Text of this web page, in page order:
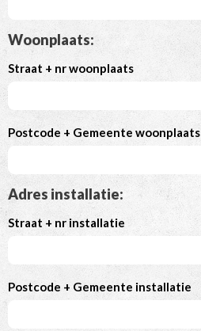
Woonplaats:
Straat + nr woonplaats
Postcode + Gemeente woonplaats
Adres installatie:
Straat + nr installatie
Postcode + Gemeente installatie